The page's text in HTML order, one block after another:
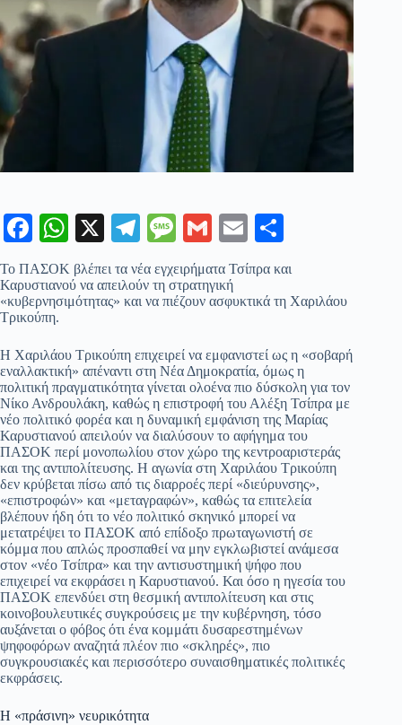
Fa
ce
bo
ok
W
ha
ts
A
pp
X
Te
le
gr
a
M
es
sa
ge
G
m
ail
E
m
ail
α
εί
τε
Το ΠΑΣΟΚ βλέπει τα νέα εγχειρήματα Τσίπρα και
Καρυστιανού να απειλούν τη στρατηγική
«κυβερνησιμότητας» και να πιέζουν ασφυκτικά τη Χαριλάου
Τρικούπη.
Η Χαριλάου Τρικούπη επιχειρεί να εμφανιστεί ως η «σοβαρή
εναλλακτική» απέναντι στη Νέα Δημοκρατία, όμως η
πολιτική πραγματικότητα γίνεται ολοένα πιο δύσκολη για τον
Νίκο Ανδρουλάκη, καθώς η επιστροφή του Αλέξη Τσίπρα με
νέο πολιτικό φορέα και η δυναμική εμφάνιση της Μαρίας
Καρυστιανού απειλούν να διαλύσουν το αφήγημα του
ΠΑΣΟΚ περί μονοπωλίου στον χώρο της κεντροαριστεράς
και της αντιπολίτευσης. Η αγωνία στη Χαριλάου Τρικούπη
δεν κρύβεται πίσω από τις διαρροές περί «διεύρυνσης»,
«επιστροφών» και «μεταγραφών», καθώς τα επιτελεία
βλέπουν ήδη ότι το νέο πολιτικό σκηνικό μπορεί να
μετατρέψει το ΠΑΣΟΚ από επίδοξο πρωταγωνιστή σε
κόμμα που απλώς προσπαθεί να μην εγκλωβιστεί ανάμεσα
στον «νέο Τσίπρα» και την αντισυστημική ψήφο που
επιχειρεί να εκφράσει η Καρυστιανού. Και όσο η ηγεσία του
ΠΑΣΟΚ επενδύει στη θεσμική αντιπολίτευση και στις
κοινοβουλευτικές συγκρούσεις με την κυβέρνηση, τόσο
αυξάνεται ο φόβος ότι ένα κομμάτι δυσαρεστημένων
ψηφοφόρων αναζητά πλέον πιο «σκληρές», πιο
συγκρουσιακές και περισσότερο συναισθηματικές πολιτικές
εκφράσεις.
Η «πράσινη» νευρικότητα